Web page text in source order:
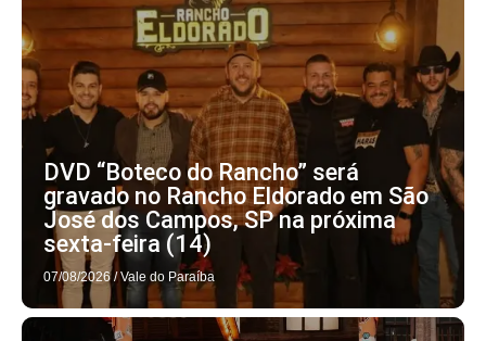
DVD “Boteco do Rancho” será
gravado no Rancho Eldorado em São
José dos Campos, SP na próxima
sexta-feira (14)
07/08/2026 / Vale do Paraíba